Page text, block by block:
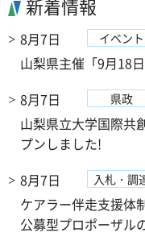
新着情報
8月7日 イベント
山梨県主催「9月18
8月7日
県政
山梨県立大学国際共
プンしました!
8月7日
入札・調
ケアラー伴走支援体
公募型プロポーザル